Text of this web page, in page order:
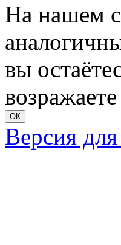
На нашем
вы
ОК
Версия